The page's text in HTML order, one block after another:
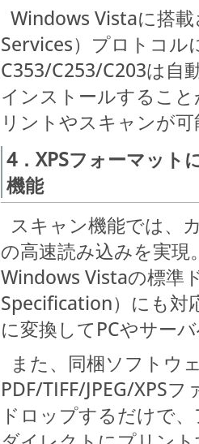
Windows Vistaに搭
Services）プロトコ
C353/C253/C203は自
インストールするこ
リントやスキャンが
4．XPSフォーマット
機能
スキャン機能では、
の高速読み込みを実
Windows Vistaの標準
Specification）にも対
に変換してPCやサー
また、同梱ソフトウ
PDF/TIFF/JPEG/XPS
ドロップするだけで